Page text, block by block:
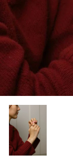
カラー
誕生石
モチーフ
石の色
ファッションテイ
ト